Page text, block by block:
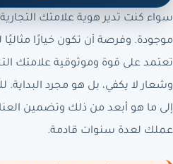
سواء كنت تدير هوية علامتك
موجودة. وفرصة أن تكون خيارًا
تعتمد على قوة وموثوقية علامتك
وشعار لا يكفي، بل هو مجرد البداية.
إلى ما هو أبعد من ذلك وتضمين
عملك لعدة سنوات قادمة.